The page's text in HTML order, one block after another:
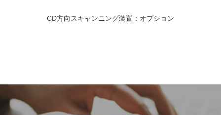
CD方向スキャンニング装置：オプション